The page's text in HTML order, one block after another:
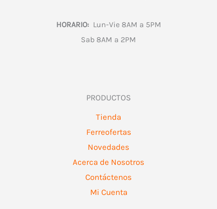
HORARIO:Lun-Vie 8AM a 5PM
Sab 8AM a 2PM
PRODUCTOS
Tienda
Ferreofertas
Novedades
Acerca de Nosotros
Contáctenos
Mi Cuenta